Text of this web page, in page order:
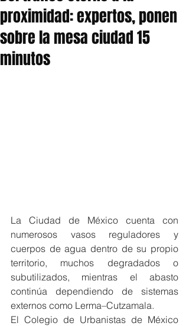
proximidad: expertos, ponen
sobre la mesa ciudad 15
minutos
La Ciudad de México cuenta con
numerosos vasos reguladores y
cuerpos de agua dentro de su propio
territorio, muchos degradados o
subutilizados, mientras el abasto
continúa dependiendo de sistemas
externos como Lerma–Cutzamala.
El Colegio de Urbanistas de México